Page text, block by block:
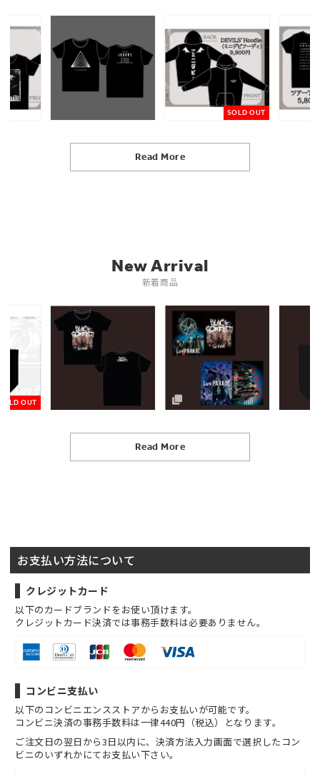
SOLD OUT
Read More
New Arrival
新着商品
OUT
Read More
お支払い方法について
クレジットカード
以下のカードブランドをお使い頂けます。
クレジットカード決済では事務手数料は必要ありません。
コンビニ支払い
以下のコンビニエンスストアからお支払いが可能です。
コンビニ決済の事務手数料は一律440円（税込）となります。
ご注文日の翌日から3日以内に、決済方法入力画面で選択したコン
ビニのいずれかにてお支払い下さい。